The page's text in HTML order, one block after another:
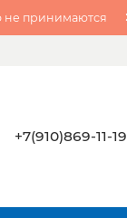
не принимаются
+7(910)869-11-19